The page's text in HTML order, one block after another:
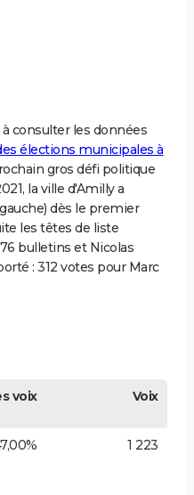
consulter les données
élections municipales à
gros défi politique
la ville d'Amilly a
dès le premier
les têtes de liste
bulletins et Nicolas
: 312 votes pour Marc
voix Voix
1 223